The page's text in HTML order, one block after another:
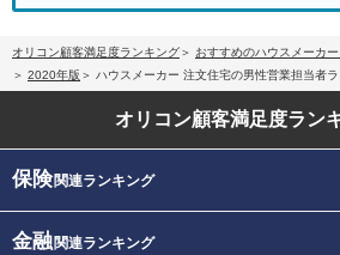
オリコン顧客満足度ランキング
おすすめのハウスメーカ
2020年版
ハウスメーカー 注文住宅の男性営業担当者
オリコン顧客満足度ラン
保険関連ランキング
金融関連ランキング